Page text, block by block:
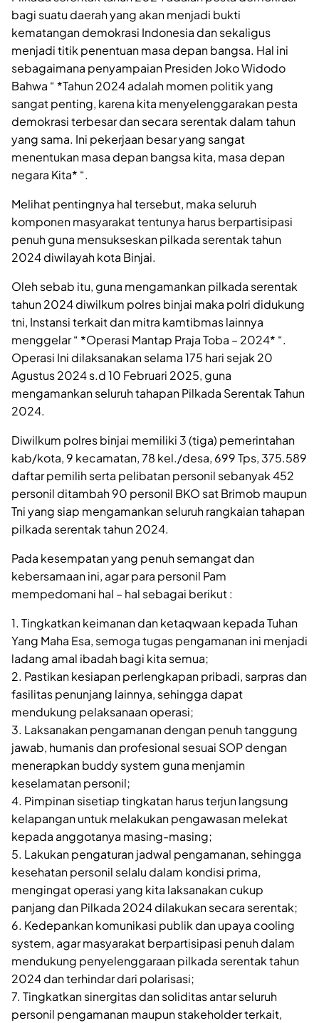
bagi suatu daerah yang akan menjadi bukti
kematangan demokrasi Indonesia dan sekaligus
menjadi titik penentuan masa depan bangsa. Hal ini
sebagaimana penyampaian Presiden Joko Widodo
Bahwa “ *Tahun 2024 adalah momen politik yang
sangat penting, karena kita menyelenggarakan pesta
demokrasi terbesar dan secara serentak dalam tahun
yang sama. Ini pekerjaan besar yang sangat
menentukan masa depan bangsa kita, masa depan
negara Kita* “.
Melihat pentingnya hal tersebut, maka seluruh
komponen masyarakat tentunya harus berpartisipasi
penuh guna mensukseskan pilkada serentak tahun
2024 diwilayah kota Binjai.
Oleh sebab itu, guna mengamankan pilkada serentak
tahun 2024 diwilkum polres binjai maka polri didukung
tni, Instansi terkait dan mitra kamtibmas lainnya
menggelar “ *Operasi Mantap Praja Toba – 2024* “.
Operasi Ini dilaksanakan selama 175 hari sejak 20
Agustus 2024 s.d 10 Februari 2025, guna
mengamankan seluruh tahapan Pilkada Serentak Tahun
2024.
Diwilkum polres binjai memiliki 3 (tiga) pemerintahan
kab/kota, 9 kecamatan, 78 kel./desa, 699 Tps, 375.589
daftar pemilih serta pelibatan personil sebanyak 452
personil ditambah 90 personil BKO sat Brimob maupun
Tni yang siap mengamankan seluruh rangkaian tahapan
pilkada serentak tahun 2024.
Pada kesempatan yang penuh semangat dan
kebersamaan ini, agar para personil Pam
mempedomani hal – hal sebagai berikut :
1. Tingkatkan keimanan dan ketaqwaan kepada Tuhan
Yang Maha Esa, semoga tugas pengamanan ini menjadi
ladang amal ibadah bagi kita semua;
2. Pastikan kesiapan perlengkapan pribadi, sarpras dan
fasilitas penunjang lainnya, sehingga dapat
mendukung pelaksanaan operasi;
3. Laksanakan pengamanan dengan penuh tanggung
jawab, humanis dan profesional sesuai SOP dengan
menerapkan buddy system guna menjamin
keselamatan personil;
4. Pimpinan sisetiap tingkatan harus terjun langsung
kelapangan untuk melakukan pengawasan melekat
kepada anggotanya masing-masing;
5. Lakukan pengaturan jadwal pengamanan, sehingga
kesehatan personil selalu dalam kondisi prima,
mengingat operasi yang kita laksanakan cukup
panjang dan Pilkada 2024 dilakukan secara serentak;
6. Kedepankan komunikasi publik dan upaya cooling
system, agar masyarakat berpartisipasi penuh dalam
mendukung penyelenggaraan pilkada serentak tahun
2024 dan terhindar dari polarisasi;
7. Tingkatkan sinergitas dan soliditas antar seluruh
personil pengamanan maupun stakeholder terkait,